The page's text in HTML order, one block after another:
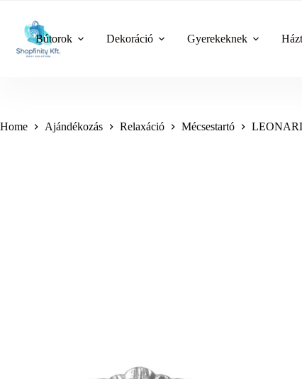
content
Bútorok Dekoráció Gyerekeknek
Home Ajándékozás Relaxáció Mécsestartó